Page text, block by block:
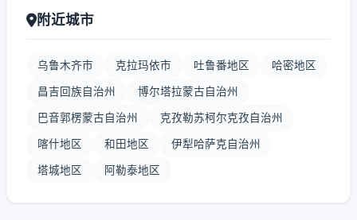
附近城市
乌鲁木齐市 克拉玛依市 吐鲁番地区 哈密地区
昌吉回族自治州 博尔塔拉蒙古自治州
巴音郭楞蒙古自治州 克孜勒苏柯尔克孜自治州
喀什地区 和田地区 伊犁哈萨克自治州
塔城地区 阿勒泰地区